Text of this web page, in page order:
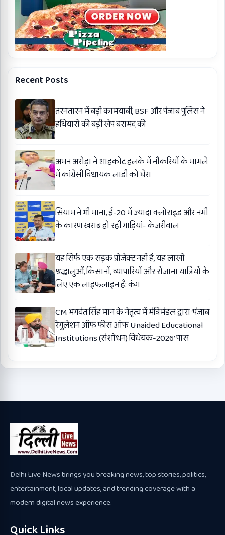
Recent Posts
तरनतारन में बड़ी कामयाबी, BSF और पंजाब पुलिस ने
हथियारों की बड़ी खेप बरामद की
अमन अरोड़ा ने शाहकोट हलके में नौकरियों के मामले
में कांग्रेसी विधायक लाडी को घेरा
सियाम ने भी माना, ई-20 में ज्यादा क्लोराइड और नमी
के कारण खराब हो रही गाड़ियां- केजरीवाल
यह सिर्फ एक सड़क प्रोजेक्ट नहीं है, यह लाखों
श्रद्धालुओं, किसानों, व्यापारियों और रोजाना यात्रियों के
लिए एक लाइफलाइन है: कंग
CM भगवंत सिंह मान के नेतृत्व में मंत्रिमंडल द्वारा ‘पंजाब
रेगुलेशन ऑफ फीस ऑफ Unaided Educational
Institutions (संशोधन) विधेयक-2026’ पास
Delhi Live News brings you breaking news, top stories, politics,
entertainment, local updates, and trending coverage with a
modern digital news experience.
Quick Links